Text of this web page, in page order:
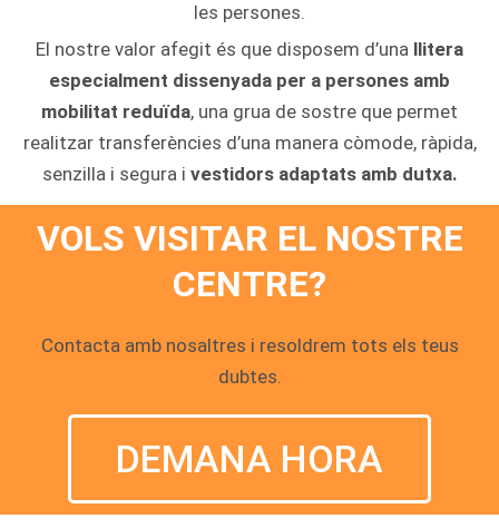
les persones.
El nostre valor afegit és que disposem d’una llitera
especialment dissenyada per a persones amb
mobilitat reduïda, una grua de sostre que permet
realitzar transferències d’una manera còmode, ràpida,
senzilla i segura i vestidors adaptats amb dutxa.
VOLS VISITAR EL NOSTRE
CENTRE?
Contacta amb nosaltres i resoldrem tots els teus
dubtes.
DEMANA HORA